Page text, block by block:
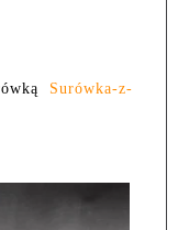
Surówka-z-